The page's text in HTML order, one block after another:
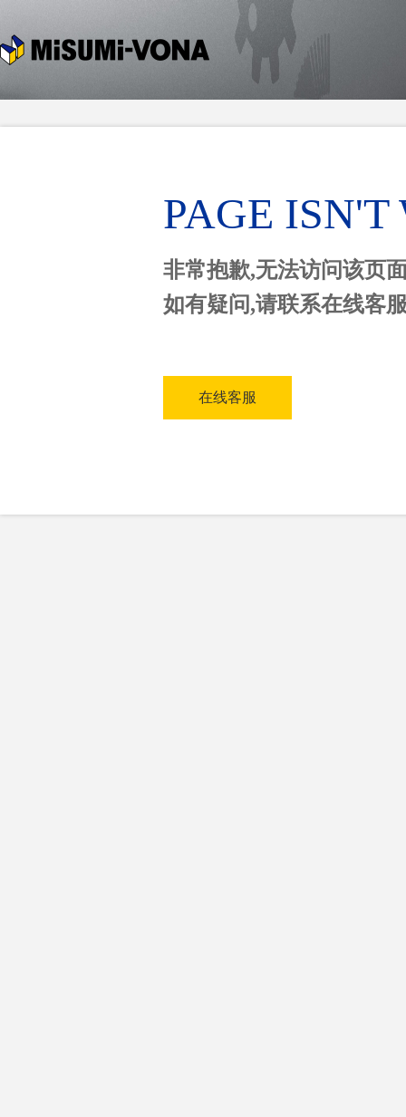
PAGE
非常抱歉,无法访问该页
如有疑问,请联系在线客
在线客服